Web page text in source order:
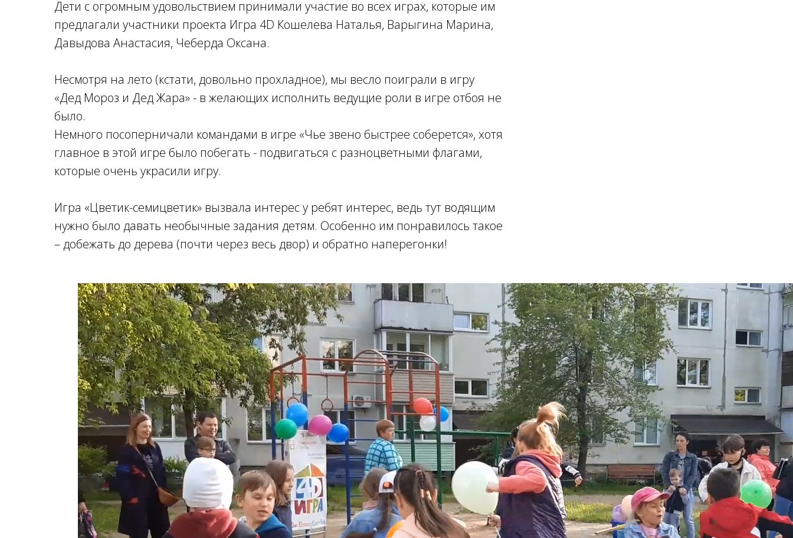
Дети с огромным удовольствием принимали участие во всех играх, которые им
предлагали участники проекта Игра 4D Кошелева Наталья, Варыгина Марина,
Давыдова Анастасия, Чеберда Оксана.
Несмотря на лето (кстати, довольно прохладное), мы весло поиграли в игру
«Дед Мороз и Дед Жара» - в желающих исполнить ведущие роли в игре отбоя не
было.
Немного посоперничали командами в игре «Чье звено быстрее соберется», хотя
главное в этой игре было побегать - подвигаться с разноцветными флагами,
которые очень украсили игру.
Игра «Цветик-семицветик» вызвала интерес у ребят интерес, ведь тут водящим
нужно было давать необычные задания детям. Особенно им понравилось такое
– добежать до дерева (почти через весь двор) и обратно наперегонки!